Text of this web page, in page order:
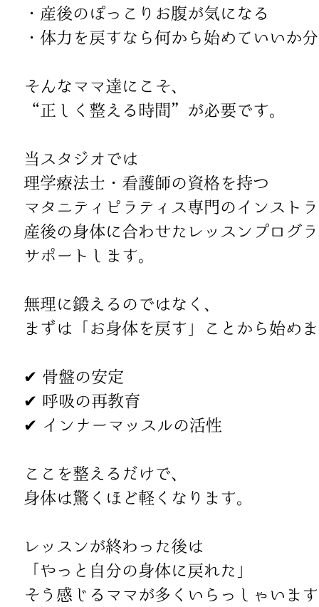
・産後のぽっこりお腹が気になる
・体力を戻すなら何から始めていいか
そんなママ達にこそ、
“正しく整える時間”が必要です。
当スタジオでは
理学療法士・看護師の資格を持つ
マタニティピラティス専門のインスト
産後の身体に合わせたレッスンプログ
サポートします。
無理に鍛えるのではなく、
まずは「お身体を戻す」ことから始め
✔ 骨盤の安定
✔ 呼吸の再教育
✔ インナーマッスルの活性
ここを整えるだけで、
身体は驚くほど軽くなります。
レッスンが終わった後は
「やっと自分の身体に戻れた」
そう感じるママが多くいらっしゃいま